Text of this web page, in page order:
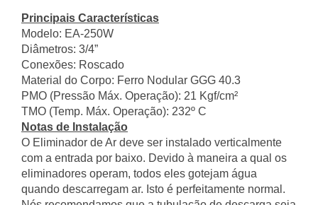
Principais Características
Modelo: EA-250W
Diâmetros: 3/4”
Conexões: Roscado
Material do Corpo: Ferro Nodular GGG 40.3
PMO (Pressão Máx. Operação): 21 Kgf/cm²
TMO (Temp. Máx. Operação): 232º C
Notas de Instalação
O Eliminador de Ar deve ser instalado verticalmente
com a entrada por baixo. Devido à maneira a qual os
eliminadores operam, todos eles gotejam água
quando descarregam ar. Isto é perfeitamente normal.